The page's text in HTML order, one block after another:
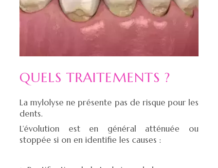
QUELS TRAITEMENTS ?
La mylolyse ne présente pas de risque pour les
dents.
L’évolution est en général atténuée ou
stoppée si on en identifie les causes :